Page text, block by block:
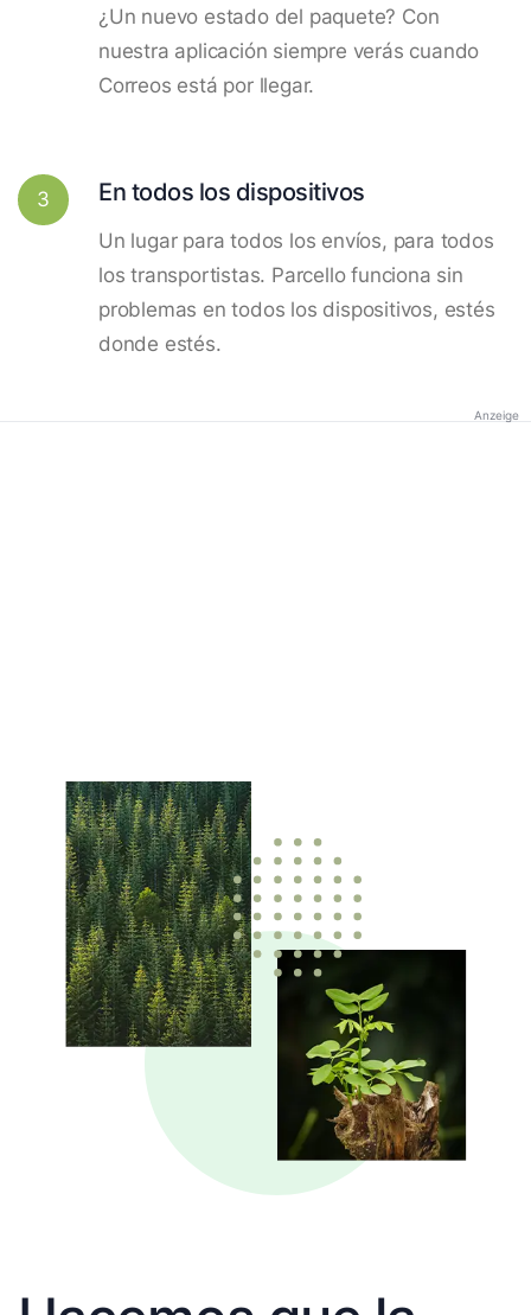
¿Un nuevo estado del paquete? Con
nuestra aplicación siempre verás cuando
Correos está por llegar.
3 En todos los dispositivos
Un lugar para todos los envíos, para todos
los transportistas. Parcello funciona sin
problemas en todos los dispositivos, estés
donde estés.
Anzeige